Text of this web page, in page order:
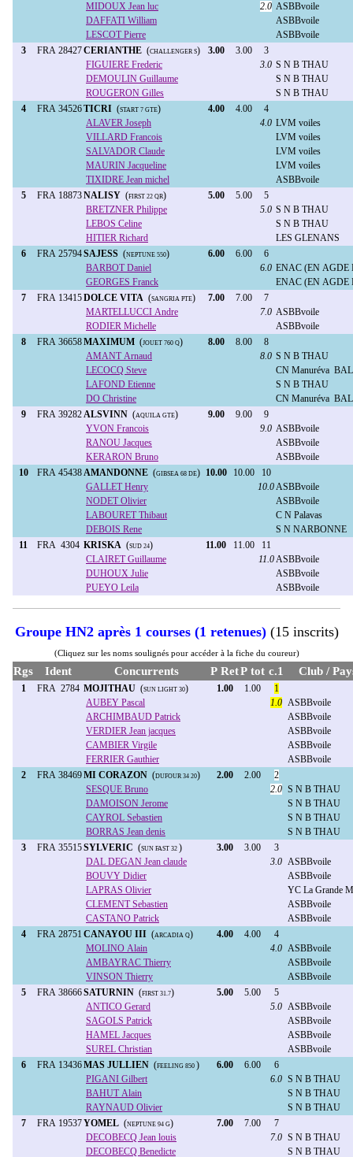
MIDOUX Jean luc
DAFFATI William
LESCOT Pierre
2.0 ASBBvoile
ASBBvoile
ASBBvoile
3
FRA 28427CERIANTHE (CHALLENGER S)
FIGUIERE Frederic
DEMOULIN Guillaume
ROUGERON Gilles
3.00 3.00
3
3.0 S N B THAU
S N B THAU
S N B THAU
4
FRA 34526TICRI (START 7 GTE)
ALAVER Joseph
VILLARD Francois
SALVADOR Claude
MAURIN Jacqueline
TIXIDRE Jean michel
4.00 4.00
4
4.0 LVM voiles
LVM voiles
LVM voiles
LVM voiles
ASBBvoile
5
FRA 18873NALISY (FIRST 22 QR)
BRETZNER Philippe
LEBOS Celine
HITIER Richard
5.00 5.00
5
5.0 S N B THAU
S N B THAU
LES GLENANS
6
FRA 25794SAJESS (NEPTUNE 550)
BARBOT Daniel
GEORGES Franck
6.00 6.00
6
6.0 ENAC (EN AGDE
ENAC (EN AGDE
7
FRA 13415DOLCE VITA (SANGRIA PTE)
MARTELLUCCI Andre
RODIER Michelle
7.00 7.00
7
7.0 ASBBvoile
ASBBvoile
8
FRA 36658MAXIMUM (JOUET 760 Q)
AMANT Arnaud
LECOCQ Steve
LAFOND Etienne
DO Christine
8.00 8.00
8
8.0 S N B THAU
CN Manuréva
S N B THAU
CN Manuréva
9
FRA 39282ALSVINN (AQUILA GTE)
YVON Francois
RANOU Jacques
KERARON Bruno
9.00 9.00
9
9.0 ASBBvoile
ASBBvoile
ASBBvoile
10
FRA 45438AMANDONNE (GIBSEA 68 DE)
GALLET Henry
NODET Olivier
LABOURET Thibaut
DEBOIS Rene
10.00 10.00
10
10.0ASBBvoile
ASBBvoile
C N Palavas
S N NARBONNE
11
FRA 4304 KRISKA (SUD 24)
CLAIRET Guillaume
DUHOUX Julie
PUEYO Leila
11.00 11.00
11
11.0ASBBvoile
ASBBvoile
ASBBvoile
Groupe HN2 après 1 courses (1 retenues)(15 inscrits)
(Cliquez sur les noms soulignés pour accéder à la fiche du coureur)
Rgs Ident Concurrents P RetP tot c.1 Club /
1 FRA 2784 MOJITHAU (SUN LIGHT 30)
AUBEY Pascal
ARCHIMBAUD Patrick
VERDIER Jean jacques
CAMBIER Virgile
FERRIER Gauthier
1.00 1.00
1
1.0 ASBBvoile
ASBBvoile
ASBBvoile
ASBBvoile
ASBBvoile
2
FRA 38469MI CORAZON (DUFOUR 34 20)
SESQUE Bruno
DAMOISON Jerome
CAYROL Sebastien
BORRAS Jean denis
2.00 2.00
2
2.0 S N B THAU
S N B THAU
S N B THAU
S N B THAU
3
FRA 35515SYLVERIC (SUN FAST 32 )
DAL DEGAN Jean claude
BOUVY Didier
LAPRAS Olivier
CLEMENT Sebastien
CASTANO Patrick
3.00 3.00
3
3.0 ASBBvoile
ASBBvoile
YC La Grande
ASBBvoile
ASBBvoile
4
FRA 28751 CANAYOU III (ARCADIA Q)
MOLINO Alain
AMBAYRAC Thierry
VINSON Thierry
4.00 4.00
4
4.0 ASBBvoile
ASBBvoile
ASBBvoile
5
FRA 38666SATURNIN (FIRST 31.7)
ANTICO Gerard
SAGOLS Patrick
HAMEL Jacques
SUREL Christian
5.00 5.00
5
5.0 ASBBvoile
ASBBvoile
ASBBvoile
ASBBvoile
6
FRA 13436MAS JULLIEN (FEELING 850 )
PIGANI Gilbert
BAHUT Alain
RAYNAUD Olivier
6.00 6.00
6
6.0 S N B THAU
S N B THAU
S N B THAU
7
FRA 19537YOMEL (NEPTUNE 94 G)
DECOBECQ Jean louis
DECOBECQ Benedicte
7.00 7.00
7
7.0 S N B THAU
S N B THAU